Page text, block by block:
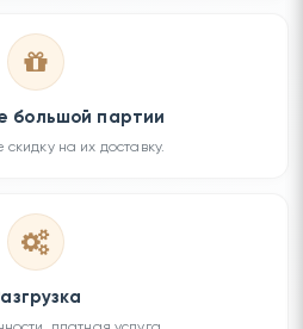
большой партии
скидку на их доставку.